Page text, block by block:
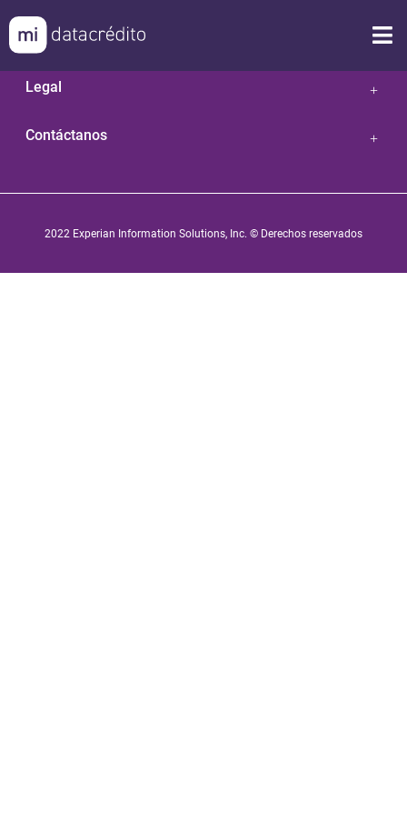
Nuestras Soluciones
Legal
Contáctanos
2022 Experian Information Solutions, Inc. © Derechos reservados